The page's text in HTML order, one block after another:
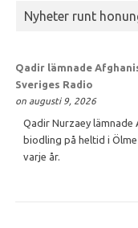
Nyheter runt
Qadir lämnade
Sveriges Radio
on augusti 9, 2026
Qadir Nurzaey
biodling på heltid i
varje år.